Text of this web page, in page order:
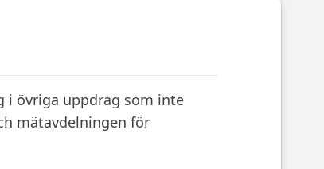
i övriga uppdrag som inte
mätavdelningen för